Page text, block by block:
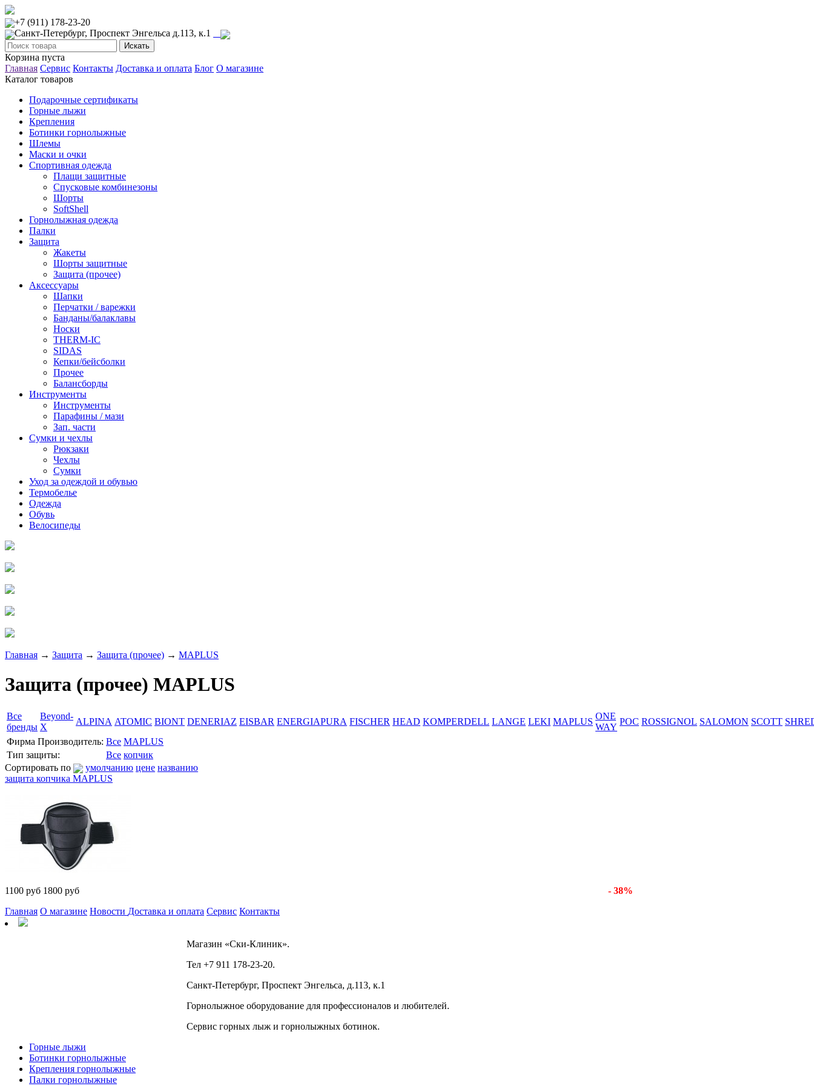
+7 (911) 178-23-20
Санкт-Петербург, Проспект Энгельса д.113, к.1
Корзина пуста
Главная Сервис Контакты Доставка и оплата Блог О магазине
Каталог товаров
Подарочные сертификаты
Горные лыжи
Крепления
Ботинки горнолыжные
Шлемы
Маски и очки
Спортивная одежда
Плащи защитные
Спусковые комбинезоны
Шорты
SoftShell
Горнолыжная одежда
Палки
Защита
Жакеты
Шорты защитные
Защита (прочее)
Аксессуары
Шапки
Перчатки / варежки
Банданы/балаклавы
Носки
THERM-IC
SIDAS
Кепки/бейсболки
Прочее
Балансборды
Инструменты
Инструменты
Парафины / мази
Зап. части
Сумки и чехлы
Рюкзаки
Чехлы
Сумки
Уход за одеждой и обувью
Термобелье
Одежда
Обувь
Велосипеды
Главная → Защита → Защита (прочее) → MAPLUS
Защита (прочее) MAPLUS
Все
бренды
Beyond-
X
ALPINA ATOMIC BIONT DENERIAZ EISBAR ENERGIAPURA FISCHER HEAD KOMPERDELL LANGE LEKI MAPLUS
ONE
WAY
POC ROSSIGNOL SALOMON SCOTT
Фирма Производитель: Все MAPLUS
Тип защиты:
Все копчик
Сортировать по
умолчанию цене названию
защита копчика MAPLUS
1100 руб 1800 руб
- 38%
Главная О магазине Новости Доставка и оплата Сервис Контакты
Магазин «Ски-Клиник».
Тел +7 911 178-23-20.
Санкт-Петербург, Проспект Энгельса, д.113, к.1
Горнолыжное оборудование для профессионалов и любителей.
Сервис горных лыж и горнолыжных ботинок.
Горные лыжи
Ботинки горнолыжные
Крепления горнолыжные
Палки горнолыжные